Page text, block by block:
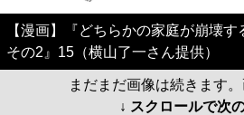
【漫画】『どちらかの家庭が崩壊
その2』15（横山了一さん提供）
まだまだ画像は続きます。
↓ スクロールで次